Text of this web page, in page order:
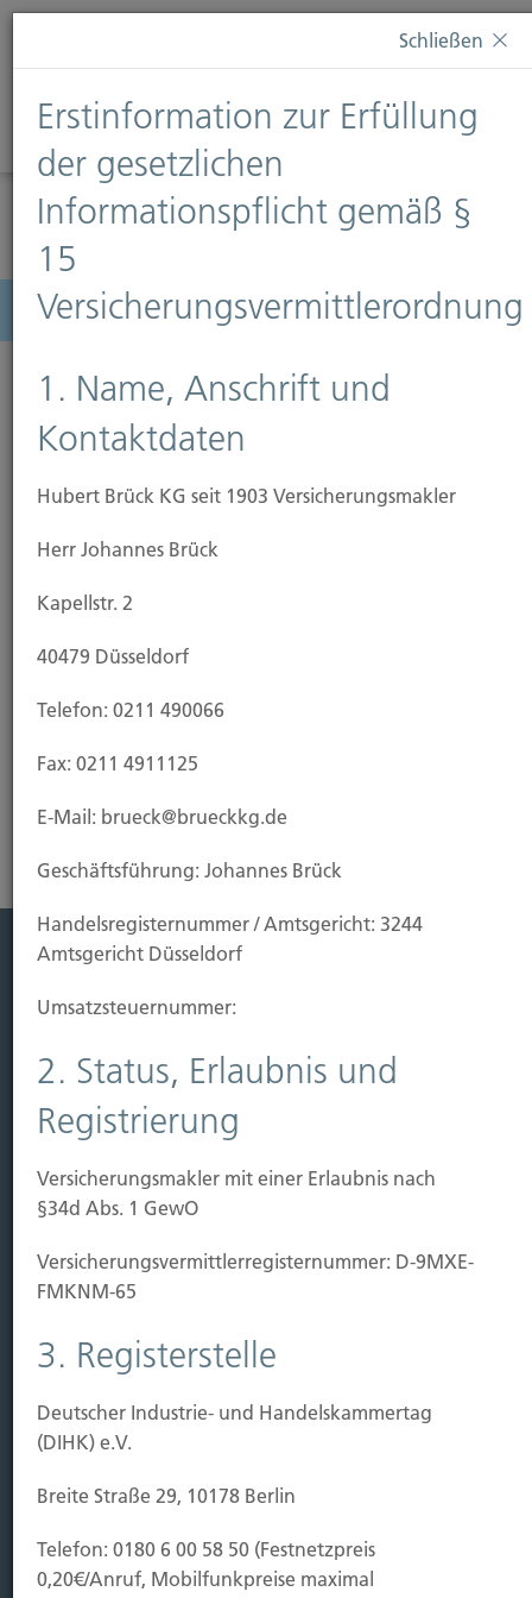
Diese Webseite verwendet Cookies. Wenn Sie weiterhin
Informationen finden Sie auf unserer SeiteDatenschutz
Diese Nachricht nicht erneut anzeigen
Menü
Feuer-Rohbau-Versicherung
den Fall, dass Ihr Eigenheim vor Fertigstellung durch
zerstört wird. Da eine Wohngebäudeversicherung
einschließt, empfiehlt es sich, sie bereits bei
Baubeginn abzuschließen.
Risikoanalyse Wohngebäudeversicherung
Vorsorgen
Sichern
Immobilien Vers.
Kauf Grundstück
Baubeginn
Baufertigstellung/Hauskauf
Einzug/Vermietung
Kontakt
Hubert Brück KG| Inhaber: Dipl. Ökonom Johannes
Brück | Kapellstraße 2 | 40479 Düsseldorf
brueck@brueckkg.de
Kontaktformular
Schließen
Erstinformation zur Erfüllung
der gesetzlichen
Informationspflicht gemäß §
15
Versicherungsvermittlerordnung
1. Name, Anschrift und
Kontaktdaten
Hubert Brück KG seit 1903 Versicherungsmakler
Herr Johannes Brück
Kapellstr. 2
40479 Düsseldorf
Telefon: 0211 490066
Fax: 0211 4911125
E-Mail: brueck@brueckkg.de
Geschäftsführung: Johannes Brück
Handels­registernummer / Amtsgericht: 3244
Amtsgericht Düsseldorf
Umsatzsteuer­nummer:
2. Status, Erlaubnis und
Registrierung
Versicherungsmakler mit einer Erlaubnis nach
§34d Abs. 1 GewO
Versicherungs­vermittler­registernummer: D-9MXE-
FMKNM-65
3. Registerstelle
Deutscher Industrie- und Handelskammertag
(DIHK) e.V.
Breite Straße 29, 10178 Berlin
Telefon: 0180 6 00 58 50 (Festnetzpreis
0,20€/Anruf, Mobilfunkpreise maximal